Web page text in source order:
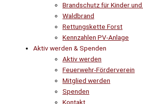
Brandschutz für Kinder
Waldbrand
Rettungskette Forst
Kennzahlen PV-Anlage
Aktiv werden & Spenden
Aktiv werden
Feuerwehr-Förderverein
Mitglied werden
Spenden
Kontakt